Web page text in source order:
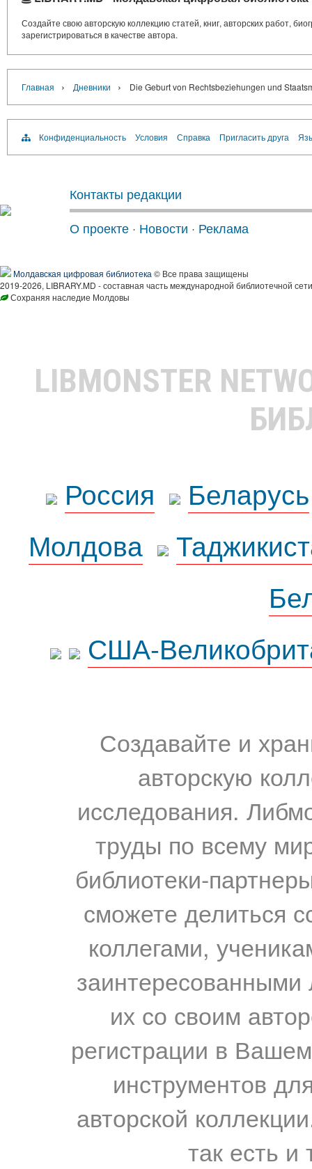
Создайте свою авторскую коллекцию статей, книг, авторских работ,
зарегистрироваться в качестве автора.
Главная › Дневники › Die Geburt von Rechtsbeziehungen und
Конфиденциальность Условия Справка Пригласить друга
Контакты редакции
О проекте · Новости · Реклама
Молдавская цифровая библиотека © Все права защищены
2019-2026, LIBRARY.MD - составная часть международной библиотечной
Сохраняя наследие Молдовы
LIBMONSTER
Россия
Беларусь
Молдова
США-
Создавайте и
авторскую
исследования.
труды по всему
библиотеки-
сможете делиться
коллегами,
их со своим
регистрации в
инструментов
авторской
так есть и